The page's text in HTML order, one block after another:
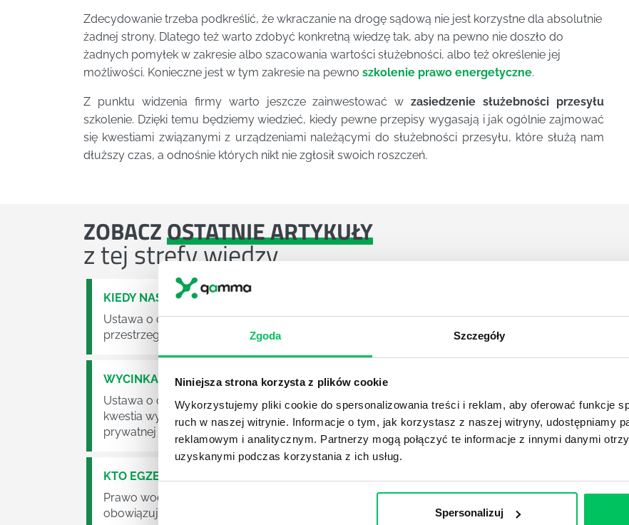
Zgoda Szczegóły
Niniejsza strona korzysta z plików cookie
Wykorzystujemy pliki cookie do spersonalizowania treści i reklam, aby oferować funkcje
ruch w naszej witrynie. Informacje o tym, jak korzystasz z naszej witryny, udostępniamy
reklamowym i analitycznym. Partnerzy mogą połączyć te informacje z innymi danymi
uzyskanymi podczas korzystania z ich usług.
Spersonalizuj
Zdecydowanie trzeba podkreślić, że wkraczanie na drogę sądową nie jest korzystne dla absolutnie
żadnej strony. Dlatego też warto zdobyć konkretną wiedzę tak, aby na pewno nie doszło do
żadnych pomyłek w zakresie albo szacowania wartości służebności, albo też określenie jej
możliwości. Konieczne jest w tym zakresie na pewno szkolenie prawo energetyczne.
Z punktu widzenia firmy warto jeszcze zainwestować wzasiedzenie służebności przesyłu
szkolenie. Dzięki temu będziemy wiedzieć, kiedy pewne przepisy wygasają i jak ogólnie zajmować
się kwestiami związanymi z urządzeniami należącymi do służebności przesyłu, które służą nam
dłuższy czas, a odnośnie których nikt nie zgłosił swoich roszczeń.
ZOBACZOSTATNIE ARTYKUŁY
z tej strefy wiedzy
KIEDY NASTĄPI ZMIANA USTAWY O ODPADACH?
Ustawa o odpadach jest dość istotną ustawą dla każdej firmy. Kiedy dokładnie nowe przepisy
przestrzeganie będzie już normalnie egzekwowane? Z czym trzeba się tutaj na pewno liczyć?
WYCINKA DRZEW A USTAWA O OCHRONIE ŚRODOWISKA - CO WARTO WIEDZIEĆ?
Ustawa o ochronie środowiska obowiązuje każdego z nas – bez wyjątku. Warto podkreślić, że
kwestia wycinki drzew. Czy taka wycinka drzew musi być gdziekolwiek zgłaszana? Jak to w zasadzie
prywatnej posesji można wyciąć cokolwiek?
KTO EGZEKWUJE PRAWO WODNE?
Prawo wodne to dość skomplikowane prawo w ustawodawstwie polskim. Na czym dokładniej ono
obowiązuje? Jak wygląda egzekwowanie prawa wodnego? Na te pytania odpowiemy pokrótce